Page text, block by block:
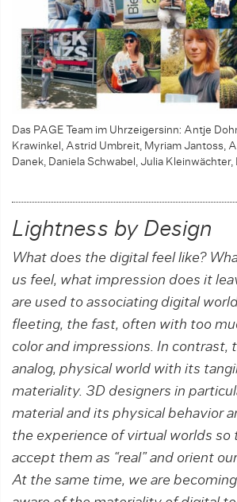
Das PAGE Team im Uhrzeigersinn: Antje
Krawinkel, Astrid Umbreit, Myriam Jantoss,
Danek, Daniela Schwabel, Julia Kleinwächter,
Lightness by Design
What does the digital feel like?
us feel, what impression does it
are used to associating digital
fleeting, the fast, ­often with too
color and impressions. In contrast,
analog, physical world with its
materiality. 3D designers in
material and its physical behavior
the experience of virtual worlds so
accept them as “real” and orient
At the same time, we are